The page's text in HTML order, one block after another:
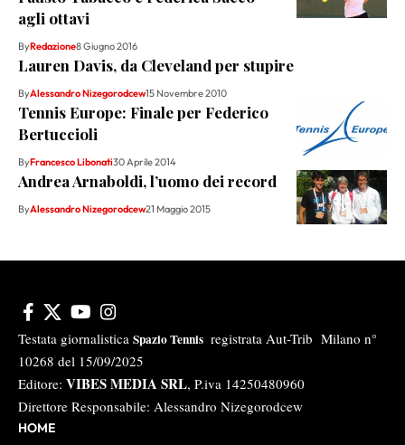
agli ottavi
ByRedazione8 Giugno 2016
Lauren Davis, da Cleveland per stupire
ByAlessandro Nizegorodcew15 Novembre 2010
Tennis Europe: Finale per Federico
Bertuccioli
ByFrancesco Libonati30 Aprile 2014
Andrea Arnaboldi, l’uomo dei record
ByAlessandro Nizegorodcew21 Maggio 2015
Testata giornalistica Spazio Tennis registrata Aut-Trib Milano n°
10268 del 15/09/2025
Editore: VIBES MEDIA SRL, P.iva 14250480960
Direttore Responsabile: Alessandro Nizegorodcew
HOME